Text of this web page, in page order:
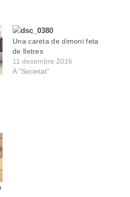
Una careta de dimoni feta
de lletres
11 desembre 2016
A "Societat"